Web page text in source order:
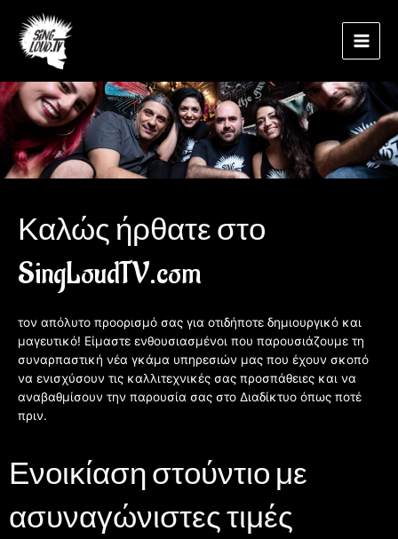
περιεχόμενο
Καλώς ήρθατε στο
SingLoudTV.com
τον απόλυτο προορισμό σας για οτιδήποτε δημιουργικό και
μαγευτικό! Είμαστε ενθουσιασμένοι που παρουσιάζουμε τη
συναρπαστική νέα γκάμα υπηρεσιών μας που έχουν σκοπό
να ενισχύσουν τις καλλιτεχνικές σας προσπάθειες και να
αναβαθμίσουν την παρουσία σας στο Διαδίκτυο όπως ποτέ
πριν.
Ενοικίαση στούντιο με
ασυναγώνιστες τιμές